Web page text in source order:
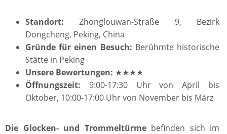
Standort: Zhonglouwan-Straße 9, Bezirk
Dongcheng, Peking, China
Gründe für einen Besuch: Berühmte historische
Stätte in Peking
Unsere Bewertungen: ★★★★
Öffnungszeit: 9:00-17:30 Uhr von April bis
Oktober, 10:00-17:00 Uhr von November bis März
Die Glocken- und Trommeltürmebefinden sich im